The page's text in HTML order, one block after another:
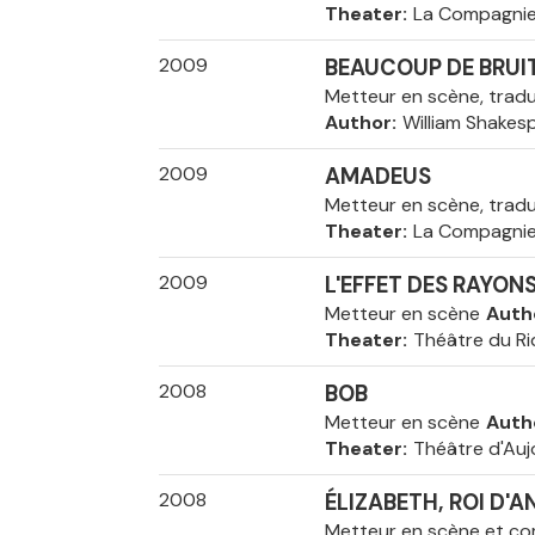
Theater La
2009 BEAUCOUP DE
Metteur en scène,
Author William
2009 AMADEUS
Metteur en scène,
Theater La
2009 L'EFFET DES
Metteur en scène
Theater Théâtre du
2008 BOB
Metteur en scène
Theater Théâtre
2008 ÉLIZABETH, ROI